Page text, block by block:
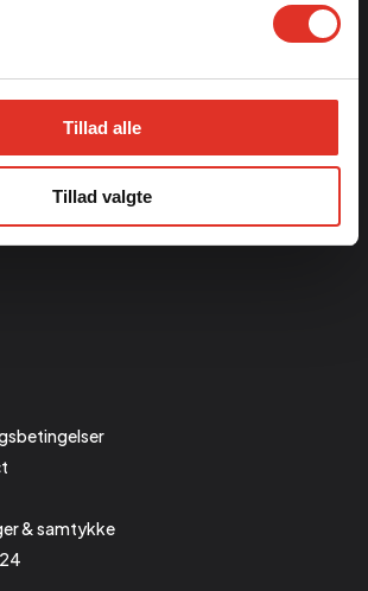
Tillad alle
Tillad valgte
& samtykke